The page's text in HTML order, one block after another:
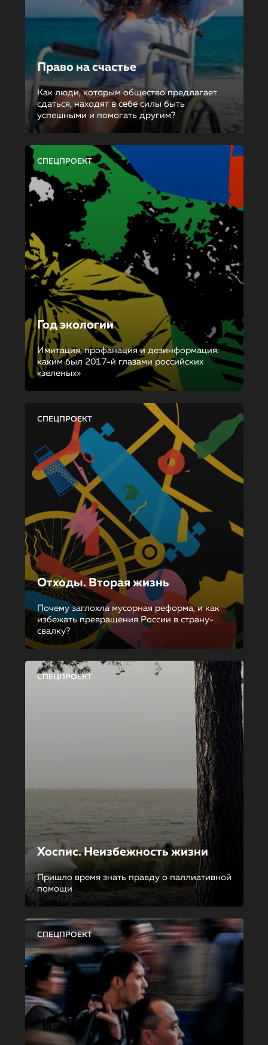
Право на счастье
Как люди, которым общество предлагает
сдаться, находят в себе силы быть
успешными и помогать другим?
СПЕЦПРОЕКТ
Год экологии
Имитация, профанация и дезинформация:
каким был 2017-й глазами российских
«зеленых»
СПЕЦПРОЕКТ
Отходы. Вторая жизнь
Почему заглохла мусорная реформа, и как
избежать превращения России в страну-
свалку?
СПЕЦПРОЕКТ
Хоспис. Неизбежность жизни
Пришло время знать правду о паллиативной
помощи
СПЕЦПРОЕКТ